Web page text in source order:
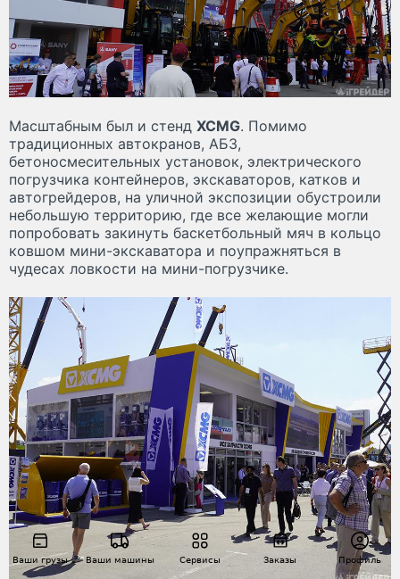
Ваши грузы Ваши машины Сервисы Заказы Профиль
Масштабным был и стенд XCMG. Помимо
традиционных автокранов, АБЗ,
бетоносмесительных установок, электрического
погрузчика контейнеров, экскаваторов, катков и
автогрейдеров, на уличной экспозиции обустроили
небольшую территорию, где все желающие могли
попробовать закинуть баскетбольный мяч в кольцо
ковшом мини-экскаватора и поупражняться в
чудесах ловкости на мини-погрузчике.